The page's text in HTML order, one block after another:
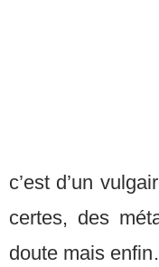
c’est d’un
certes, des
doute mais